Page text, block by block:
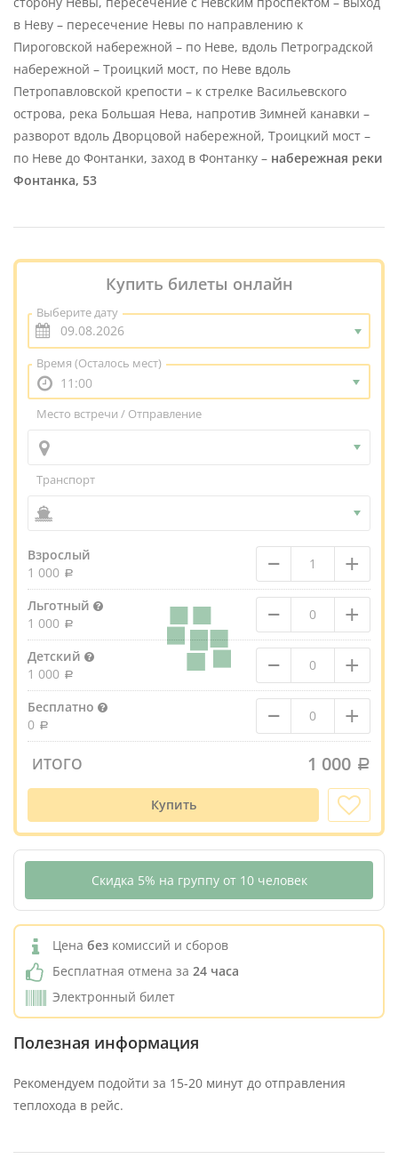
в Неву – пересечение Невы по направлению к
Пироговской набережной – по Неве, вдоль Петроградской
набережной – Троицкий мост, по Неве вдоль
Петропавловской крепости – к стрелке Васильевского
острова, река Большая Нева, напротив Зимней канавки –
разворот вдоль Дворцовой набережной, Троицкий мост –
по Неве до Фонтанки, заход в Фонтанку – набережная реки
Фонтанка, 53
Купить билеты онлайн
Выберите дату
Время (Осталось мест)
11:00
Место встречи / Отправление
Транспорт
Взрослый
1 000
– +
Льготный
1 000
– +
Детский
1 000
– +
Бесплатно
0
– +
ИТОГО 1 000
Купить
Скидка 5% на группу от 10 человек
Цена без комиссий и сборов
Бесплатная отмена за 24 часа
Электронный билет
Полезная информация
Рекомендуем подойти за 15-20 минут до отправления
теплохода в рейс.